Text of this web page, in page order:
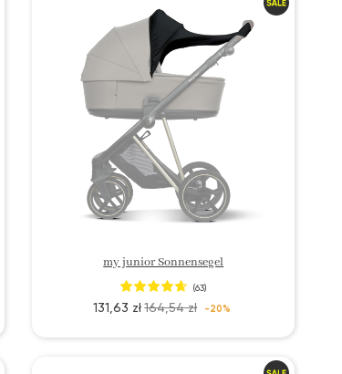
my junior Sonnensegel
(63)
131,63 zł 164,54 zł -20%